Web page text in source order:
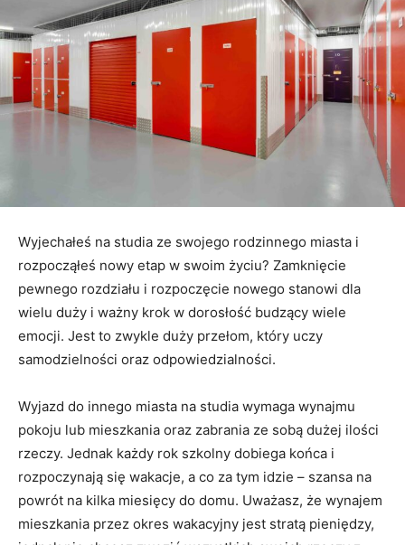
Wyjechałeś na studia ze swojego rodzinnego miasta i
rozpocząłeś nowy etap w swoim życiu? Zamknięcie
pewnego rozdziału i rozpoczęcie nowego stanowi dla
wielu duży i ważny krok w dorosłość budzący wiele
emocji. Jest to zwykle duży przełom, który uczy
samodzielności oraz odpowiedzialności.
Wyjazd do innego miasta na studia wymaga wynajmu
pokoju lub mieszkania oraz zabrania ze sobą dużej ilości
rzeczy. Jednak każdy rok szkolny dobiega końca i
rozpoczynają się wakacje, a co za tym idzie – szansa na
powrót na kilka miesięcy do domu. Uważasz, że wynajem
mieszkania przez okres wakacyjny jest stratą pieniędzy,